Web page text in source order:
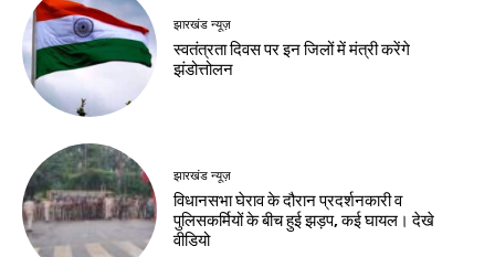
झारखंड न्यूज़
एंबुलेंस से विधानसभा
घेराव में पहुंचे देवेंद्रनाथ
Birsa Bhumi Live
August 10, 2026
जमशेदपुर
August 10, 2026